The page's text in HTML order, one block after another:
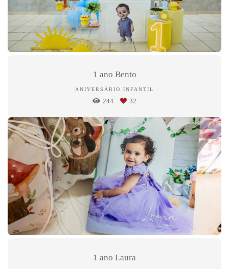
1 ano Bento
ANIVERSÁRIO INFANTIL
244 32
1 ano Laura